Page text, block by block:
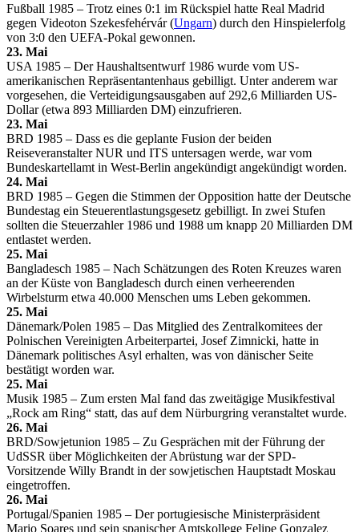
Fußball 1985 – Trotz eines 0:1 im Rückspiel hatte Real Madrid
gegen Videoton Szekesfehérvár (Ungarn) durch den Hinspielerfolg
von 3:0 den UEFA-Pokal gewonnen.
23. Mai
USA 1985 – Der Haushaltsentwurf 1986 wurde vom US-
amerikanischen Repräsentantenhaus gebilligt. Unter anderem war
vorgesehen, die Verteidigungsausgaben auf 292,6 Milliarden US-
Dollar (etwa 893 Milliarden DM) einzufrieren.
23. Mai
BRD 1985 – Dass es die geplante Fusion der beiden
Reiseveranstalter NUR und ITS untersagen werde, war vom
Bundeskartellamt in West-Berlin angekündigt angekündigt worden.
24. Mai
BRD 1985 – Gegen die Stimmen der Opposition hatte der Deutsche
Bundestag ein Steuerentlastungsgesetz gebilligt. In zwei Stufen
sollten die Steuerzahler 1986 und 1988 um knapp 20 Milliarden DM
entlastet werden.
25. Mai
Bangladesch 1985 – Nach Schätzungen des Roten Kreuzes waren
an der Küste von Bangladesch durch einen verheerenden
Wirbelsturm etwa 40.000 Menschen ums Leben gekommen.
25. Mai
Dänemark/Polen 1985 – Das Mitglied des Zentralkomitees der
Polnischen Vereinigten Arbeiterpartei, Josef Zimnicki, hatte in
Dänemark politisches Asyl erhalten, was von dänischer Seite
bestätigt worden war.
25. Mai
Musik 1985 – Zum ersten Mal fand das zweitägige Musikfestival
„Rock am Ring“ statt, das auf dem Nürburgring veranstaltet wurde.
26. Mai
BRD/Sowjetunion 1985 – Zu Gesprächen mit der Führung der
UdSSR über Möglichkeiten der Abrüstung war der SPD-
Vorsitzende Willy Brandt in der sowjetischen Hauptstadt Moskau
eingetroffen.
26. Mai
Portugal/Spanien 1985 – Der portugiesische Ministerpräsident
Mario Soares und sein spanischer Amtskollege Felipe Gonzalez